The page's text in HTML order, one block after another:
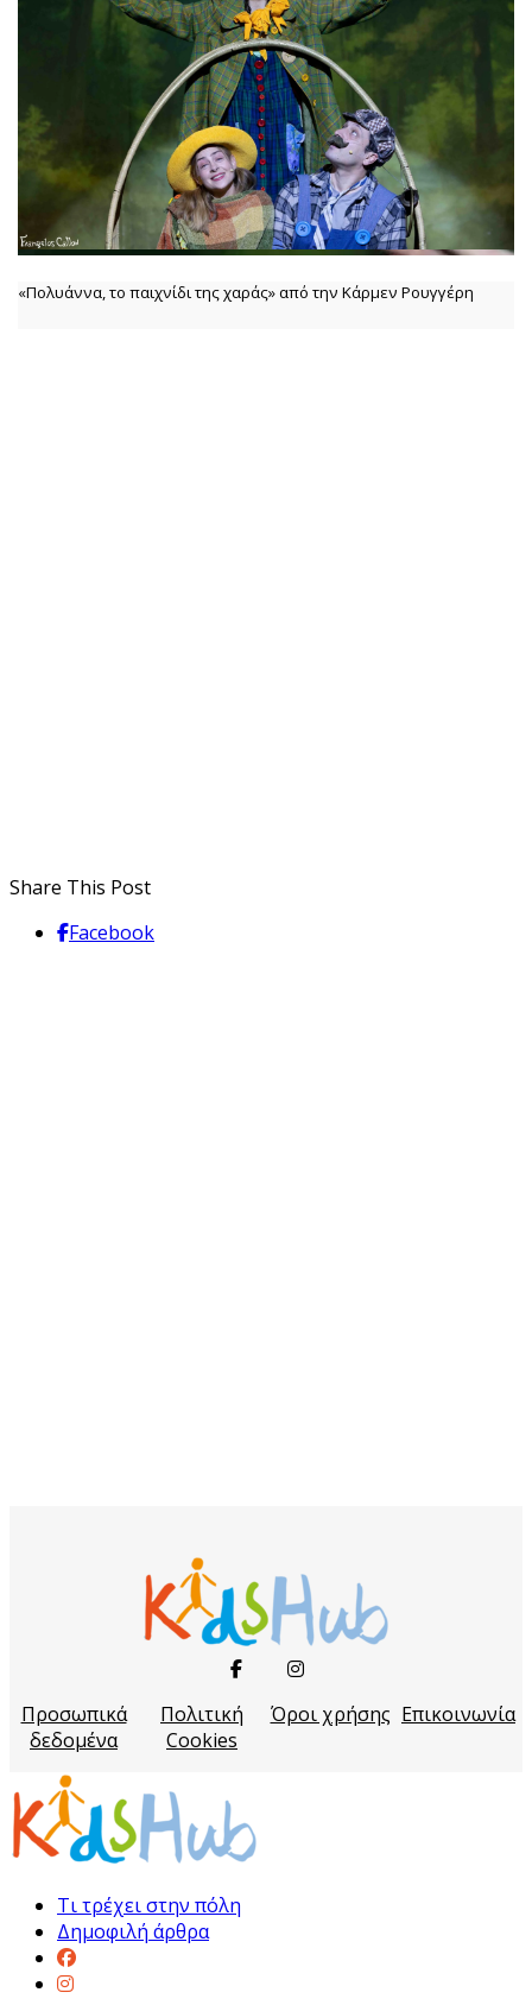
«Πολυάννα, το παιχνίδι της χαράς» από την Κάρμεν Ρουγγέρη
Share This Post
Facebook
Προσωπικά
δεδομένα
Πολιτική
Cookies
Όροι χρήσης Επικοινωνία
Τι τρέχει στην πόλη
Δημοφιλή άρθρα